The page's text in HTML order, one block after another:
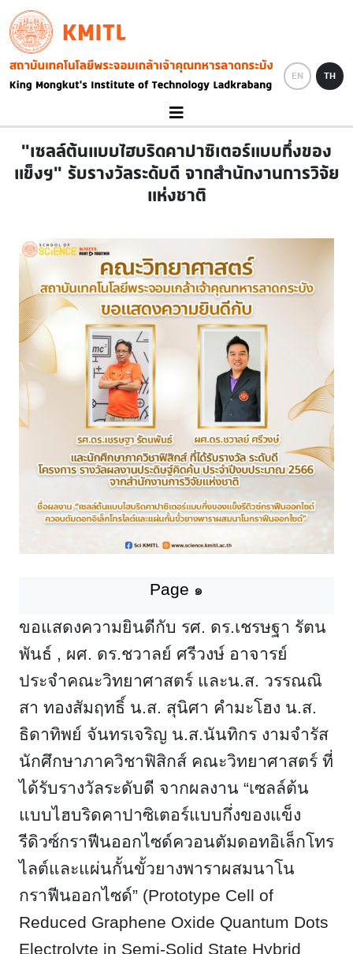
Skip to main content
KMITL
Image
EN TH
"เซลล์ต้นแบบไฮบริดคาปาซิเตอร์แบบกึ่งของ
แข็งฯ" รับรางวัลระดับดี จากสำนักงานการวิจัย
แห่งชาติ
Page ๑
ขอแสดงความยินดีกับ รศ. ดร.เชรษฐา รัตน
พันธ์ , ผศ. ดร.ชวาลย์ ศรีวงษ์ อาจารย์
ประจำคณะวิทยาศาสตร์ และน.ส. วรรณณิ
สา ทองสัมฤทธิ์ น.ส. สุนิศา คำมะโฮง น.ส.
ธิดาทิพย์ จันทรเจริญ น.ส.นันทิกร งามจำรัส
นักศึกษาภาควิชาฟิสิกส์ คณะวิทยาศาสตร์ ที่
ได้รับรางวัลระดับดี จากผลงาน “เซลล์ต้น
แบบไฮบริดคาปาซิเตอร์แบบกึ่งของแข็ง
รีดิวซ์กราฟีนออกไซด์ควอนตัมดอทอิเล็กโทร
ไลต์และแผ่นกั้นขั้วยางพาราผสมนาโน
กราฟีนออกไซด์” (Prototype Cell of
Reduced Graphene Oxide Quantum Dots
Electrolyte in Semi-Solid State Hybrid